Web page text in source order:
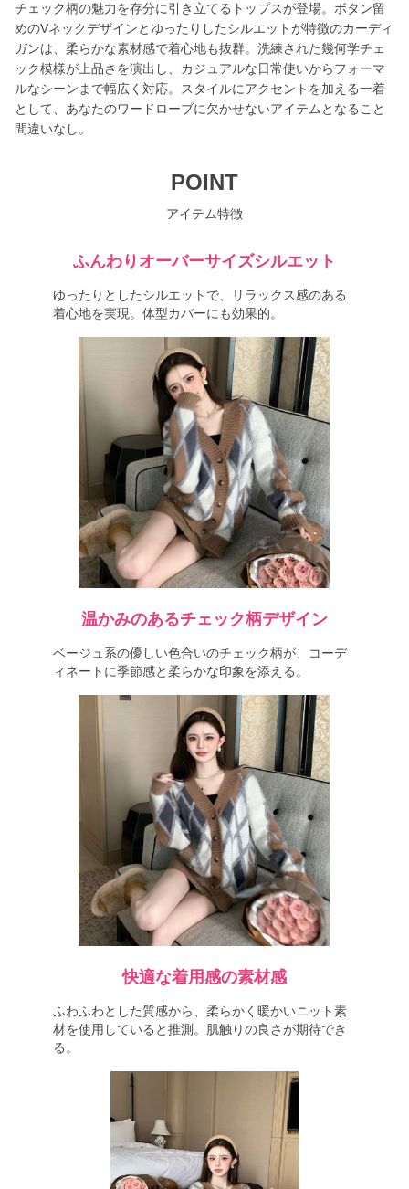
チェック柄の魅力を存分に引き立てるトップスが登場。ボタン留
めのVネックデザインとゆったりしたシルエットが特徴のカーディ
ガンは、柔らかな素材感で着心地も抜群。洗練された幾何学チェ
ック模様が上品さを演出し、カジュアルな日常使いからフォーマ
ルなシーンまで幅広く対応。スタイルにアクセントを加える一着
として、あなたのワードローブに欠かせないアイテムとなること
間違いなし。
POINT
アイテム特徴
ふんわりオーバーサイズシルエット
ゆったりとしたシルエットで、リラックス感のある
着心地を実現。体型カバーにも効果的。
温かみのあるチェック柄デザイン
ベージュ系の優しい色合いのチェック柄が、コーデ
ィネートに季節感と柔らかな印象を添える。
快適な着用感の素材感
ふわふわとした質感から、柔らかく暖かいニット素
材を使用していると推測。肌触りの良さが期待でき
る。